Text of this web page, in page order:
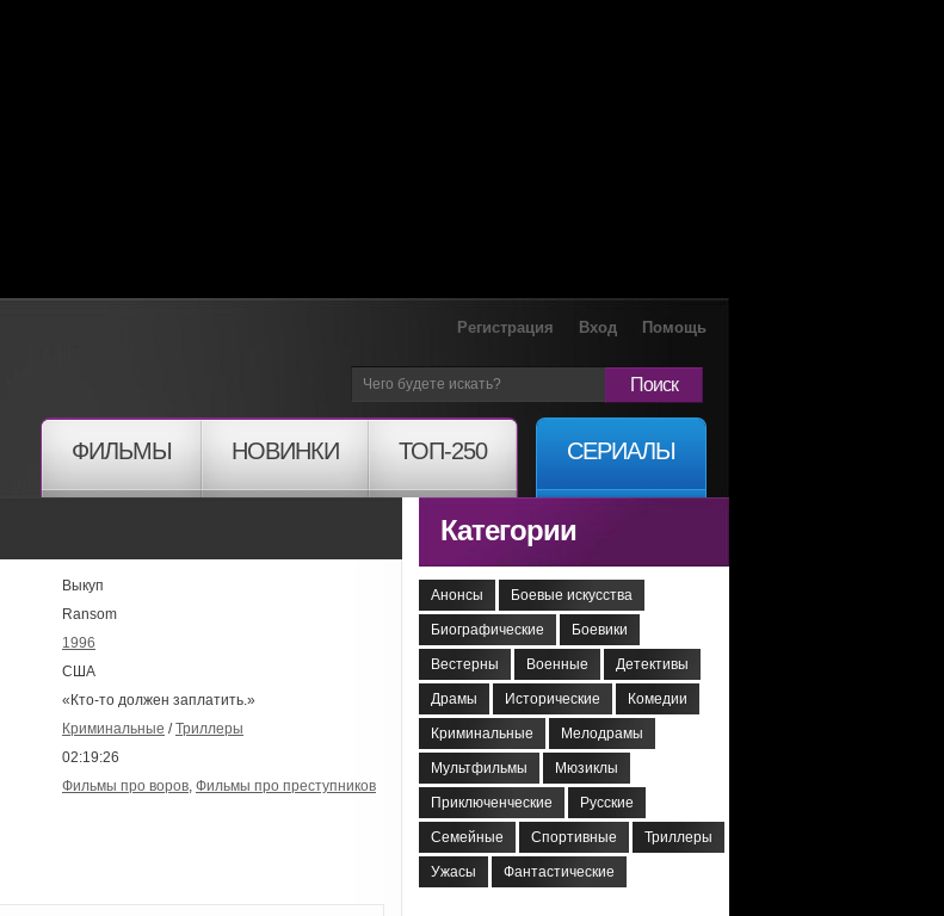
Регистрация Вход Помощь
Поиск
ФИЛЬМЫ НОВИНКИ ТОП-250 СЕРИАЛЫ
Выкуп
Ransom
1996
США
«Кто-то должен заплатить.»
Криминальные /Триллеры
02:19:26
Фильмы про воров, Фильмы про преступников
Категории
Анонсы Боевые искусства
Биографические Боевики
Вестерны Военные Детективы
Драмы Исторические Комедии
Криминальные Мелодрамы
Мультфильмы Мюзиклы
Приключенческие Русские
Семейные Спортивные Триллеры
Ужасы Фантастические